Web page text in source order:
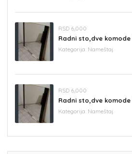
RSD 6,000
Radni sto,dve
Kategorija: Nameštaj
RSD 6,000
Radni sto,dve
Kategorija: Nameštaj